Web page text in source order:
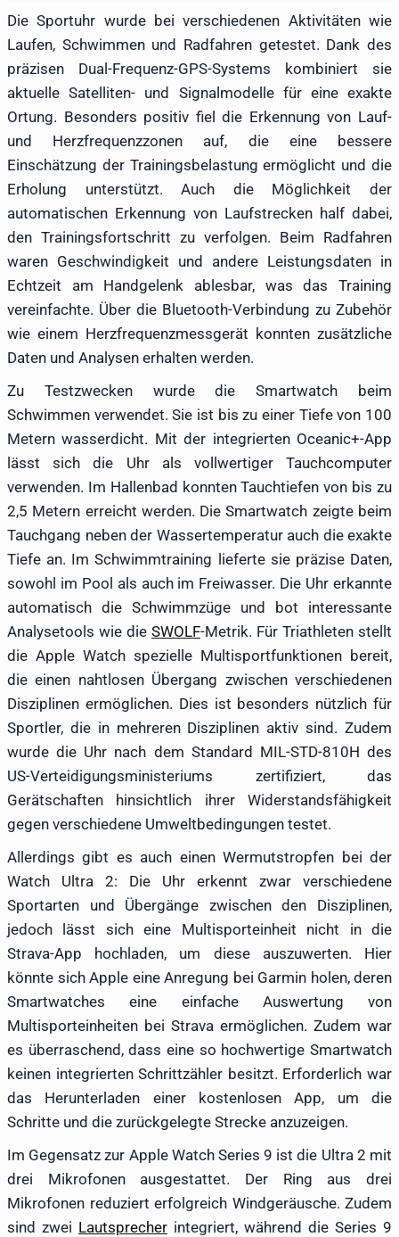
Die Sportuhr wurde bei verschiedenen Aktivitäten wie
Laufen, Schwimmen und Radfahren getestet. Dank des
präzisen Dual-Frequenz-GPS-Systems kombiniert sie
aktuelle Satelliten- und Signalmodelle für eine exakte
Ortung. Besonders positiv fiel die Erkennung von Lauf-
und Herzfrequenzzonen auf, die eine bessere
Einschätzung der Trainingsbelastung ermöglicht und die
Erholung unterstützt. Auch die Möglichkeit der
automatischen Erkennung von Laufstrecken half dabei,
den Trainingsfortschritt zu verfolgen. Beim Radfahren
waren Geschwindigkeit und andere Leistungsdaten in
Echtzeit am Handgelenk ablesbar, was das Training
vereinfachte. Über die Bluetooth-Verbindung zu Zubehör
wie einem Herzfrequenzmessgerät konnten zusätzliche
Daten und Analysen erhalten werden.
Zu Testzwecken wurde die Smartwatch beim
Schwimmen verwendet. Sie ist bis zu einer Tiefe von 100
Metern wasserdicht. Mit der integrierten Oceanic+-App
lässt sich die Uhr als vollwertiger Tauchcomputer
verwenden. Im Hallenbad konnten Tauchtiefen von bis zu
2,5 Metern erreicht werden. Die Smartwatch zeigte beim
Tauchgang neben der Wassertemperatur auch die exakte
Tiefe an. Im Schwimmtraining lieferte sie präzise Daten,
sowohl im Pool als auch im Freiwasser. Die Uhr erkannte
automatisch die Schwimmzüge und bot interessante
Analysetools wie die SWOLF-Metrik. Für Triathleten stellt
die Apple Watch spezielle Multisportfunktionen bereit,
die einen nahtlosen Übergang zwischen verschiedenen
Disziplinen ermöglichen. Dies ist besonders nützlich für
Sportler, die in mehreren Disziplinen aktiv sind. Zudem
wurde die Uhr nach dem Standard MIL-STD-810H des
US-Verteidigungsministeriums zertifiziert, das
Gerätschaften hinsichtlich ihrer Widerstandsfähigkeit
gegen verschiedene Umweltbedingungen testet.
Allerdings gibt es auch einen Wermutstropfen bei der
Watch Ultra 2: Die Uhr erkennt zwar verschiedene
Sportarten und Übergänge zwischen den Disziplinen,
jedoch lässt sich eine Multisporteinheit nicht in die
Strava-App hochladen, um diese auszuwerten. Hier
könnte sich Apple eine Anregung bei Garmin holen, deren
Smartwatches eine einfache Auswertung von
Multisporteinheiten bei Strava ermöglichen. Zudem war
es überraschend, dass eine so hochwertige Smartwatch
keinen integrierten Schrittzähler besitzt. Erforderlich war
das Herunterladen einer kostenlosen App, um die
Schritte und die zurückgelegte Strecke anzuzeigen.
Im Gegensatz zur Apple Watch Series 9 ist die Ultra 2 mit
drei Mikrofonen ausgestattet. Der Ring aus drei
Mikrofonen reduziert erfolgreich Windgeräusche. Zudem
sind zwei Lautsprecher integriert, während die Series 9